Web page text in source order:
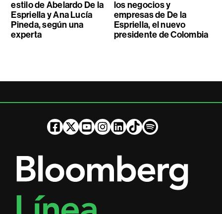
estilo de Abelardo De la
Espriella y Ana Lucía
Pineda, según una
experta
los negocios y
empresas de De la
Espriella, el nuevo
presidente de Colombia